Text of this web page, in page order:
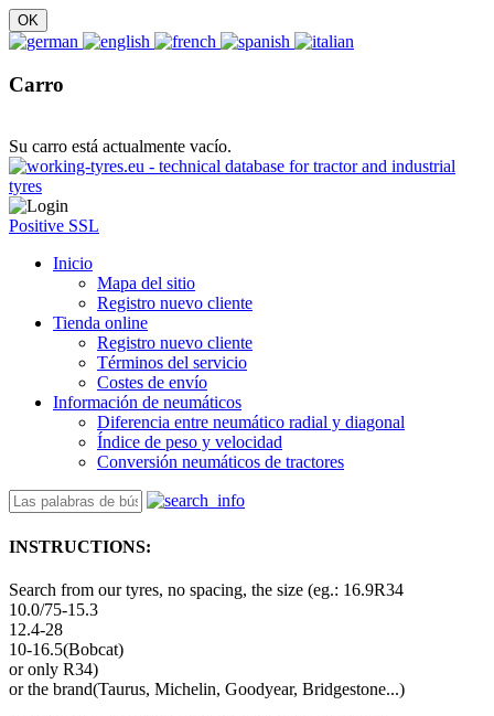
Carro
Su carro está actualmente vacío.
Positive SSL
Inicio
Mapa del sitio
Registro nuevo cliente
Tienda online
Registro nuevo cliente
Términos del servicio
Costes de envío
Información de neumáticos
Diferencia entre neumático radial y diagonal
Índice de peso y velocidad
Conversión neumáticos de tractores
INSTRUCTIONS:
Search from our tyres, no spacing, the size (eg.: 16.9R34
10.0/75-15.3
12.4-28
10-16.5(Bobcat)
or only R34)
or the brand(Taurus, Michelin, Goodyear, Bridgestone...)